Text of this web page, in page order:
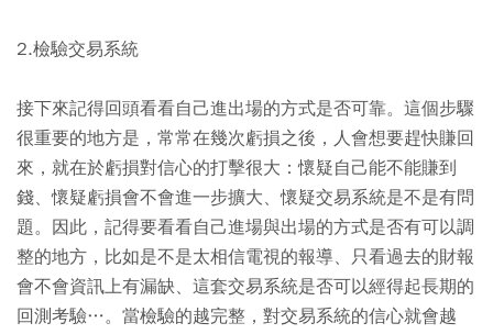
2.檢驗交易系統
接下來記得回頭看看自己進出場的方式是否可靠。這個步驟
很重要的地方是，常常在幾次虧損之後，人會想要趕快賺回
來，就在於虧損對信心的打擊很大：懷疑自己能不能賺到
錢、懷疑虧損會不會進一步擴大、懷疑交易系統是不是有問
題。因此，記得要看看自己進場與出場的方式是否有可以調
整的地方，比如是不是太相信電視的報導、只看過去的財報
會不會資訊上有漏缺、這套交易系統是否可以經得起長期的
回測考驗…。當檢驗的越完整，對交易系統的信心就會越